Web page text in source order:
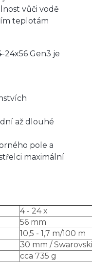
vůči vodě
teplotám
24x56 Gen3 je
až dlouhé
pole a
maximální
4 - 24 x
56 mm
10,5 - 1,7 m/100 m
30 mm /
cca 735 g